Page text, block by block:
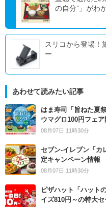
の自分”」がわ
スリコから登場！
ー
あわせて読みたい記事
はま寿司「旨ねた夏
ウマグロ100円フェ
08月07日 11時30分
セブン‐イレブン「
定キャンペーン情報
08月07日 11時30分
ピザハット「ハット
イズ810円～の特大